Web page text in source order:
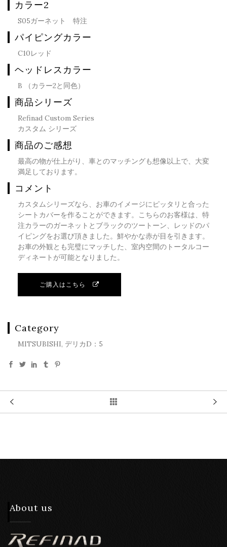
カラー2
S05ガーネット 特注
パイピングカラー
C10レッド
ヘッドレスカラー
B （カラー2と同色）
商品シリーズ
Refinad Custom Series
カスタム シリーズ
商品のご感想
最高の物が仕上がり、車とのマッチングも想像以上で、大変
満足しております。
コメント
カスタムシリーズなら、お車のイメージにピッタリと合った
シートカバーを作ることができます。こちらのお客様は、特
注カラーのガーネットとブラックのツートーン、レッドのパ
イピングをお選び頂きました。鮮やかな赤が目を引きます。
お車の外観とも完璧にマッチした、室内空間のトータルコー
ディネートが可能となりました。
ご購入はこちら
Category
MITSUBISHI, デリカD：5
About us